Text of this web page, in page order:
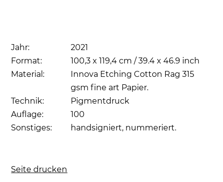
Jahr:
2021
Format:
100,3 x 119,4 cm / 39.4 x 46.9 inch
Material:
Innova Etching Cotton Rag 315
gsm fine art Papier.
Technik:
Pigmentdruck
Auflage:
100
Sonstiges:
handsigniert, nummeriert.
Seite drucken